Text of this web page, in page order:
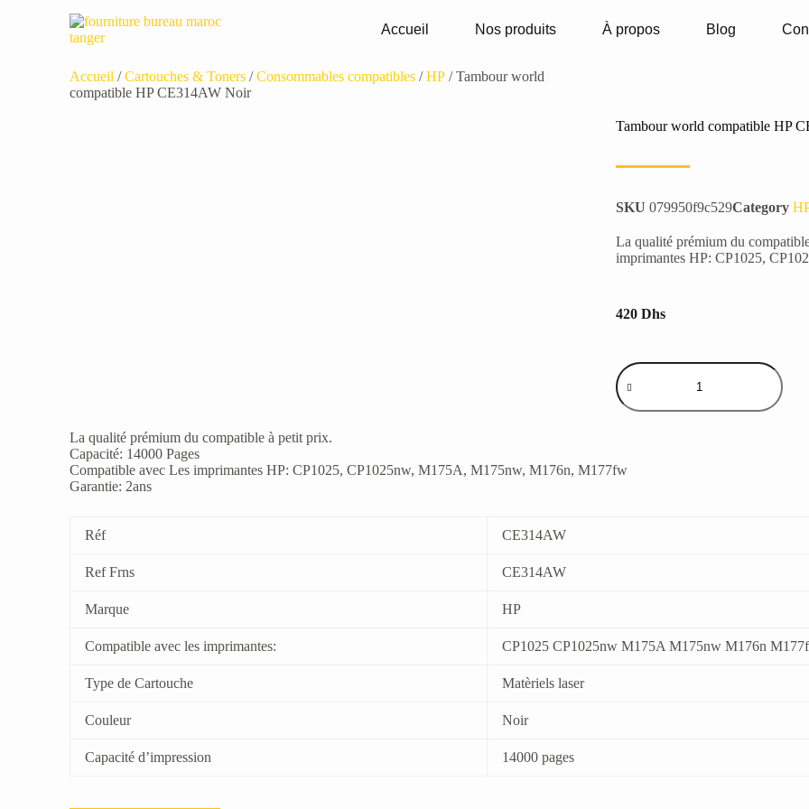
Accueil Nos produits À propos Blog
Accueil /Cartouches & Toners /Consommables compatibles /HP / Tambour world
compatible HP CE314AW Noir
Tambour world compatible HP
SKU 079950f9c529Category
La qualité prémium du
imprimantes HP: CP1025,
420 Dhs
La qualité prémium du compatible à petit prix.
Capacité: 14000 Pages
Compatible avec Les imprimantes HP: CP1025, CP1025nw, M175A, M175nw, M176n, M177fw
Garantie: 2ans
Réf CE314AW
Ref Frns CE314AW
Marque HP
Compatible avec les imprimantes: CP1025 CP1025nw M175A M175nw M176n
Type de Cartouche Matèriels laser
Couleur Noir
Capacité d’impression 14000 pages